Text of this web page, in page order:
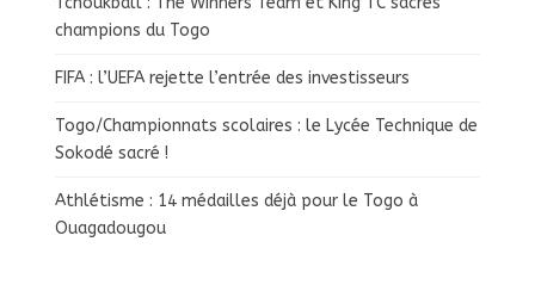
champions du Togo
FIFA : l’UEFA rejette l’entrée des investisseurs
Togo/Championnats scolaires : le Lycée Technique de
Sokodé sacré !
Athlétisme : 14 médailles déjà pour le Togo à
Ouagadougou